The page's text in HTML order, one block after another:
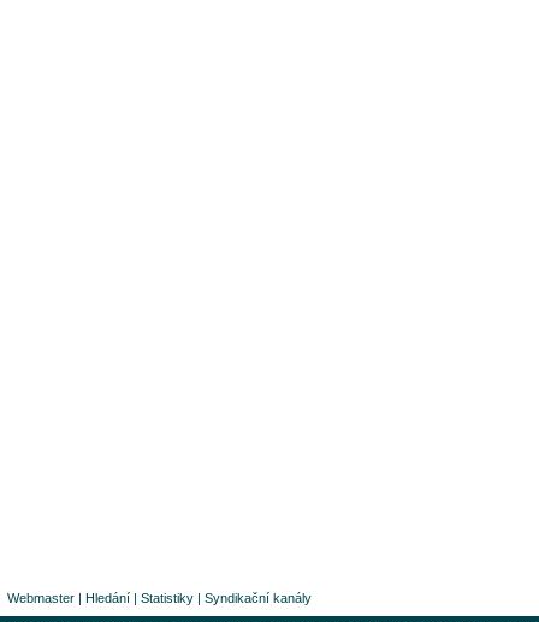
Webmaster | Hledání | Statistiky | Syndikační kanály